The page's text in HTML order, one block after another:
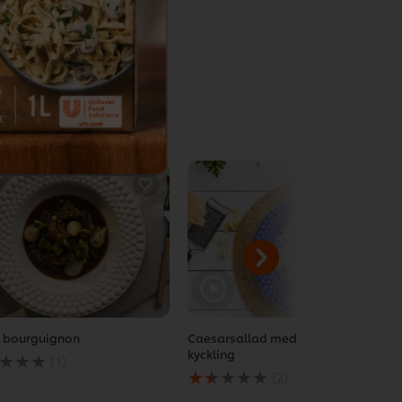
bourguignon
Caesarsallad med friterad
kyckling
Det
genomsnittliga